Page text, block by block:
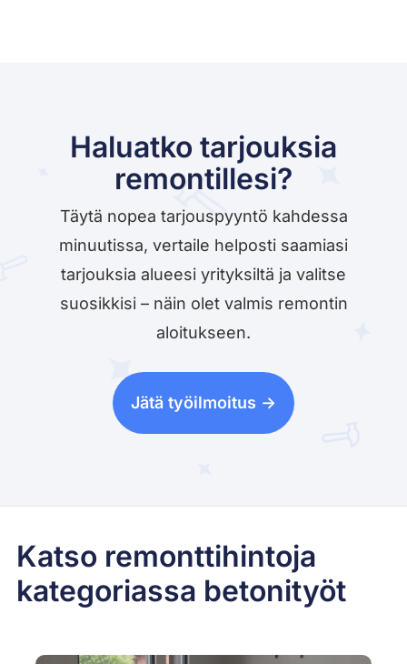
Haluatko tarjouksia
remontillesi?
Täytä nopea tarjouspyyntö kahdessa
minuutissa, vertaile helposti saamiasi
tarjouksia alueesi yrityksiltä ja valitse
suosikkisi – näin olet valmis remontin
aloitukseen.
Jätä työilmoitus ->
Katso remonttihintoja
kategoriassa betonityöt